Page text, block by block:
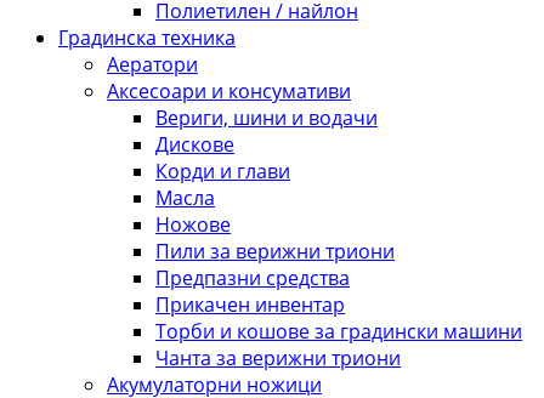
Полиетилен / найлон
Градинска техника
Аератори
Аксесоари и консумативи
Вериги, шини и водачи
Дискове
Корди и глави
Масла
Ножове
Пили за верижни триони
Предпазни средства
Прикачен инвентар
Торби и кошове за градински машини
Чанта за верижни триони
Акумулаторни ножици